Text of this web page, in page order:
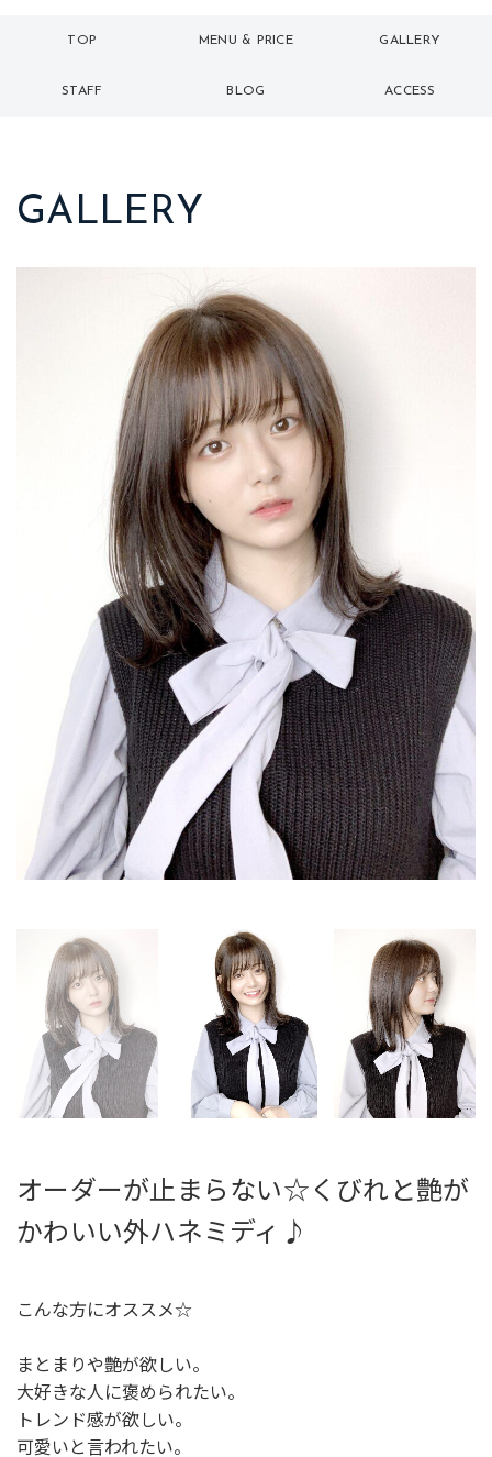
TOP
トップ
MENU & PRICE
メニュー
GALLERY
ギャラリー
STAFF BLOG ACCESS
GALLERY
オーダーが止まらない☆くびれと艶が
かわいい外ハネミディ♪
こんな方にオススメ☆
まとまりや艶が欲しい。
大好きな人に褒められたい。
トレンド感が欲しい。
可愛いと言われたい。